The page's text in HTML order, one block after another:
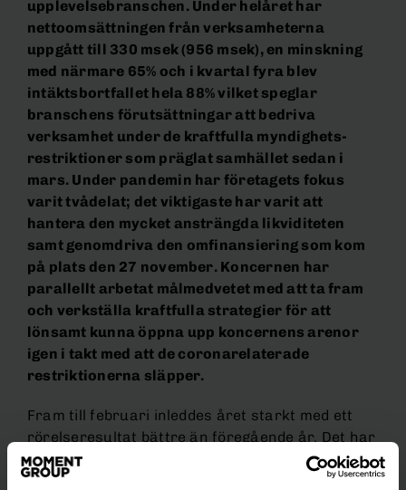
upplevelsebranschen. Under helåret har
nettoomsättningen från verksamheterna
uppgått till 330 msek (956 msek), en minskning
med närmare 65% och i kvartal fyra blev
intäktsbortfallet hela 88% vilket speglar
branschens förutsättningar att bedriva
verksamhet under de kraftfulla myndighets-
restriktioner som präglat samhället sedan i
mars. Under pandemin har företagets fokus
varit tvådelat; det viktigaste har varit att
hantera den mycket ansträngda likviditeten
samt genomdriva den omfinansiering som kom
på plats den 27 november. Koncernen har
parallellt arbetat målmedvetet med att ta fram
och verkställa kraftfulla strategier för att
lönsamt kunna öppna upp koncernens arenor
igen i takt med att de coronarelaterade
restriktionerna släpper.
Fram till februari inleddes året starkt med ett
rörelseresultat bättre än föregående år. Det har
under de efterföljande månaderna kraftigt
försämrats och koncernen redovisar ett